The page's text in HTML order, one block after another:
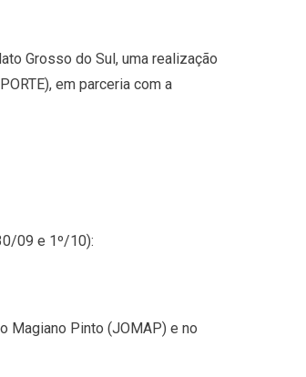
Grosso do Sul, uma realização
em parceria com a
09 e 1º/10):
Magiano Pinto (JOMAP) e no